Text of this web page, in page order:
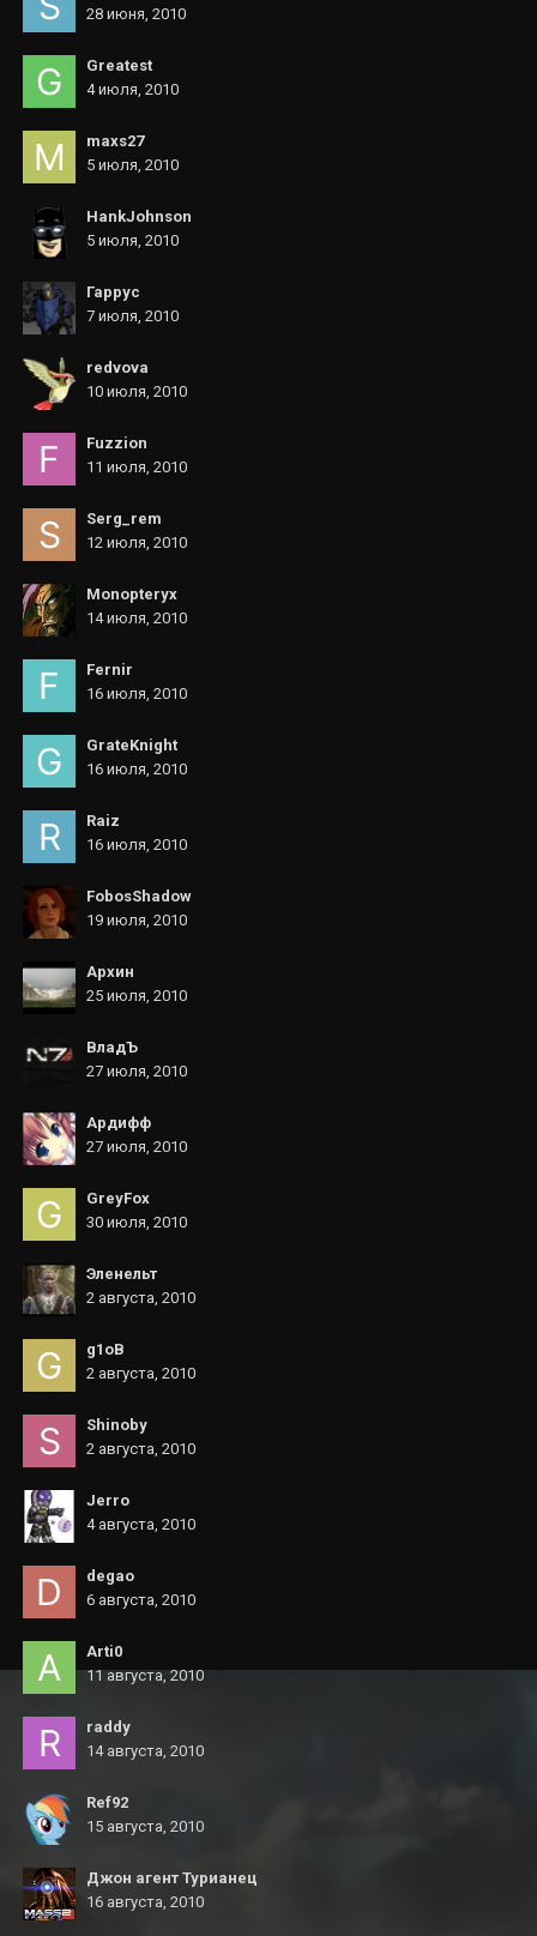
28 июня, 2010
Greatest
4 июля, 2010
maxs27
5 июля, 2010
HankJohnson
5 июля, 2010
Гаррус
7 июля, 2010
redvova
10 июля, 2010
Fuzzion
11 июля, 2010
Serg_rem
12 июля, 2010
Monopteryx
14 июля, 2010
Fernir
16 июля, 2010
GrateKnight
16 июля, 2010
Raiz
16 июля, 2010
FobosShadow
19 июля, 2010
Архин
25 июля, 2010
ВладЪ
27 июля, 2010
Ардифф
27 июля, 2010
GreyFox
30 июля, 2010
Эленельт
2 августа, 2010
g1oB
2 августа, 2010
Shinoby
2 августа, 2010
Jerro
4 августа, 2010
degao
6 августа, 2010
Arti0
11 августа, 2010
raddy
14 августа, 2010
Ref92
15 августа, 2010
Джон агент Турианец
16 августа, 2010